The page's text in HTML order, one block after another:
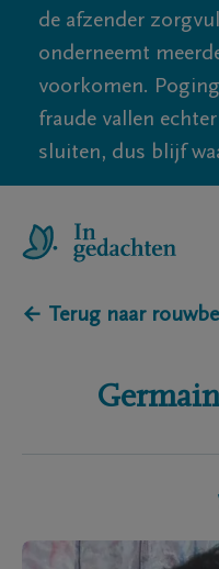
de afzender
onderneemt
voorkomen.
fraude vallen
sluiten, dus blijf
← Terug naar